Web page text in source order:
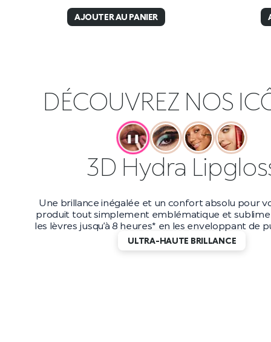
AJOUTER AU PANIER
DÉCOUVREZ NOS
❚❚
Maxi Mod
Boostez votre volume jusqu’à 200 %* avec ce
et longue tenue. Avec une tenue jusqu’à 10
applicateur petit et précis, vous obtiendrez
incroyablement longs qui durent jusqu’au bout
DES CILS EFFET WOW